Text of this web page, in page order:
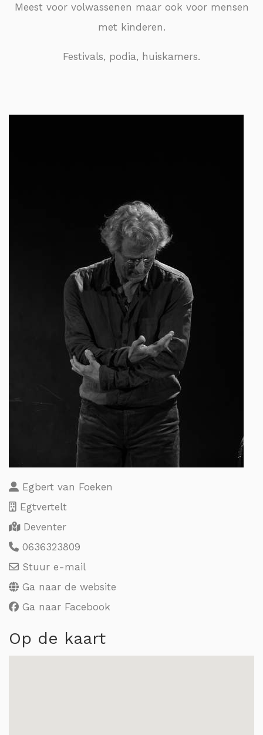
Meest voor volwassenen maar ook voor mensen
met kinderen.
Festivals, podia, huiskamers.
Egbert van Foeken
Egtvertelt
Deventer
0636323809
Stuur e-mail
Ga naar de website
Ga naar Facebook
Op de kaart